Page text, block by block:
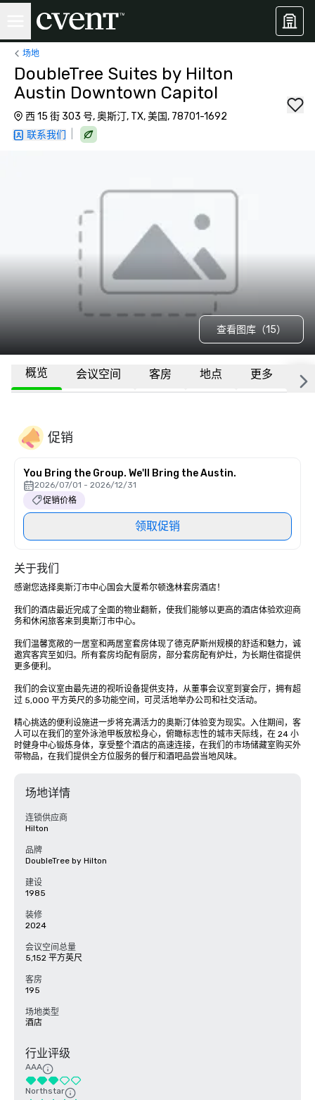
场地
DoubleTree Suites by Hilton
Austin Downtown Capitol
西 15 街 303 号, 奥斯汀, TX, 美国, 78701-1692
联系我们
查看图库（15）
概览 会议空间 客房 地点 更多 常
促销
You Bring the Group. We'll Bring the Austin.
2026/07/01 - 2026/12/31
促销价格
领取促销
关于我们
感谢您选择奥斯汀市中心国会大厦希尔顿逸林套房酒店！
我们的酒店最近完成了全面的物业翻新，使我们能够以更高的酒店体验欢迎商
务和休闲旅客来到奥斯汀市中心。
我们温馨宽敞的一居室和两居室套房体现了德克萨斯州规模的舒适和魅力，诚
邀宾客宾至如归。所有套房均配有厨房，部分套房配有炉灶，为长期住宿提供
更多便利。
我们的会议室由最先进的视听设备提供支持，从董事会议室到宴会厅，拥有超
过 5,000 平方英尺的多功能空间，可灵活地举办公司和社交活动。
精心挑选的便利设施进一步将充满活力的奥斯汀体验变为现实。入住期间，客
人可以在我们的室外泳池甲板放松身心，俯瞰标志性的城市天际线，在 24 小
时健身中心锻炼身体，享受整个酒店的高速连接，在我们的市场储藏室购买外
带物品，在我们提供全方位服务的餐厅和酒吧品尝当地风味。
场地详情
连锁供应商
Hilton
品牌
DoubleTree by Hilton
建设
1985
装修
2024
会议空间总量
5,152 平方英尺
客房
195
场地类型
酒店
行业评级
AAA
Northstar